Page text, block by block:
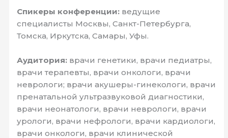
Спикеры конференции: ведущие
специалисты Москвы, Санкт-Петербурга,
Томска, Иркутска, Самары, Уфы.
Аудитория: врачи генетики, врачи педиатры,
врачи терапевты, врачи онкологи, врачи
неврологи; врачи акушеры-гинекологи, врачи
пренатальной ультразвуковой диагностики,
врачи неонатологи, врачи неврологи, врачи
урологи, врачи нефрологи, врачи кардиологи,
врачи онкологи, врачи клинической